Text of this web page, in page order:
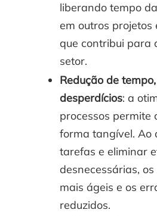
liberando tempo
em outros projetos
que contribui para
setor.
Redução de
desperdícios: a
processos permite
forma tangível. Ao
tarefas e eliminar
desnecessárias,
mais ágeis e os
reduzidos.